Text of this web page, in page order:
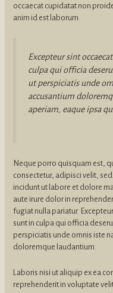
occaecat cupidatat non
anim id est laborum.
Excepteur sint
culpa qui officia
ut perspiciatis unde
accusantium
aperiam, eaque ipsa
Neque porro quisquam est,
consectetur, adipisci velit,
incidunt ut labore et dolore
aute irure dolor in
fugiat nulla pariatur.
sunt in culpa qui officia
perspiciatis unde omnis iste
doloremque laudantium.
Laboris nisi ut aliquip ex ea
reprehenderit in voluptate